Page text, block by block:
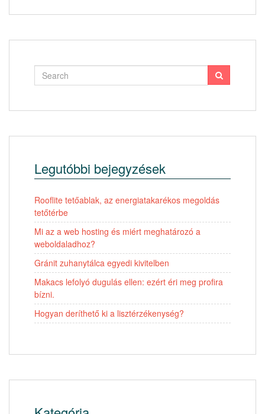
Legutóbbi bejegyzések
Rooflite tetőablak, az energiatakarékos megoldás
tetőtérbe
Mi az a web hosting és miért meghatározó a
weboldaladhoz?
Gránit zuhanytálca egyedi kivitelben
Makacs lefolyó dugulás ellen: ezért éri meg profira
bízni.
Hogyan deríthető ki a lisztérzékenység?